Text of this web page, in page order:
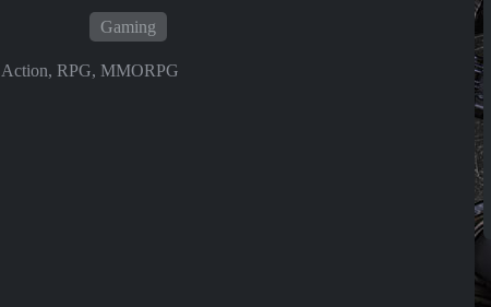
Gaming
Action, RPG, MMORPG